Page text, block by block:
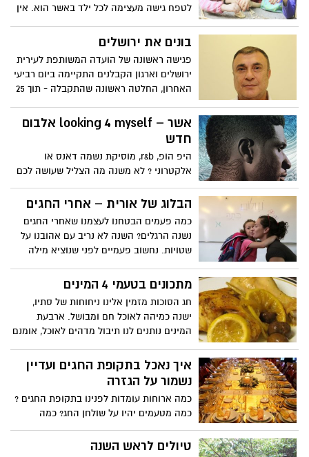
לטפח גישה מעצימה לכל ילד באשר הוא. אין
בונים את ירושלים
פגישה ראשונה של הועדה המשותפת לעירית
ירושלים וארגון הקבלנים התקיימה ביום רביעי
האחרון, החלטה ראשונה שהתקבלה - תוך 25
ההשבחה
אשר – looking 4 myself אלבום
חדש
היפ הופ, r&b, מוסיקת נשמה דאנס או
אלקטרוני ? לא משנה מה הצליל שעושה לכם
את זה, מפני ששילוב של כל אלו תוכלו למצוא
באלבום החדש של זמר ה – r&b אשר
הבלוג של אורית – אחרי החגים
כמה פעמים הבטחנו לעצמנו שאחרי החגים
נשנה הרגלים? השנה לא נריב עם אהובנו על
שטויות. נחשוב פעמיים לפני שנוציא מילה
מתכונים בטעמי 4 המינים
חג הסוכות מזמין אלינו ניחוחות של סתיו,
ישנה כמיהה לאוכל חם ומבושל. ארבעת
המינים נותנים לנו תיבול מדהים לאוכל, אומנם
מי רוצה לאכול עציצים והשארנו את האתרוג
והלולב כלומר את התמר בתאבון!
איך נאכל בתקופת החגים ועדיין
נשמור על הגזרה
כמה ארוחות עומדות לפנינו בתקופת החגים ?
כמה מטעמים יהיו על שולחן החג? כמה
קילוגרמים נעלה? איך שומרים על הגזרה? ואיך
ריבונו של עולם מורידים את כל מה שאכלנו
טיולים לראש השנה